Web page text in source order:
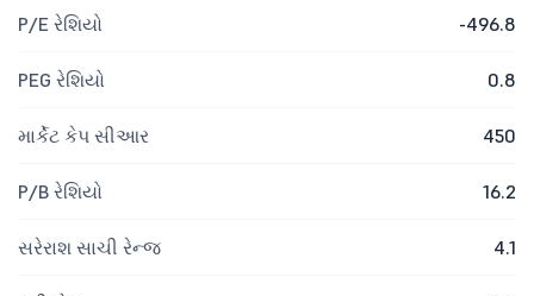
P/E રેશિયો -496.8
PEG રેશિયો 0.8
માર્કેટ કેપ સીઆર 450
P/B રેશિયો 16.2
સરેરાશ સાચી રેન્જ 4.1